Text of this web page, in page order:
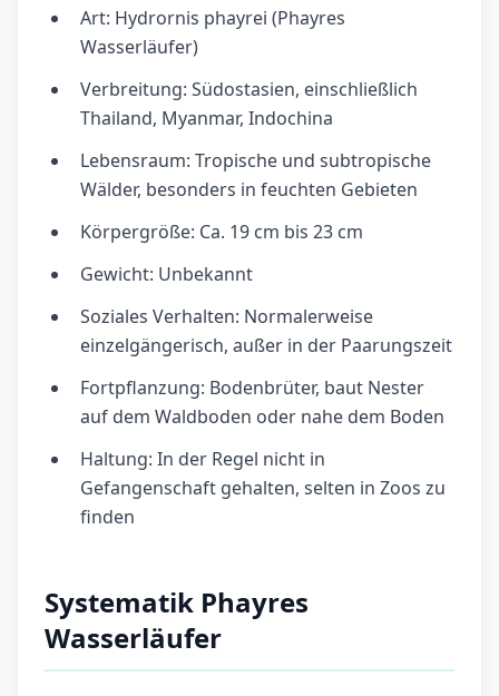
Art: Hydrornis phayrei (Phayres
Wasserläufer)
Verbreitung: Südostasien, einschließlich
Thailand, Myanmar, Indochina
Lebensraum: Tropische und subtropische
Wälder, besonders in feuchten Gebieten
Körpergröße: Ca. 19 cm bis 23 cm
Gewicht: Unbekannt
Soziales Verhalten: Normalerweise
einzelgängerisch, außer in der Paarungszeit
Fortpflanzung: Bodenbrüter, baut Nester
auf dem Waldboden oder nahe dem Boden
Haltung: In der Regel nicht in
Gefangenschaft gehalten, selten in Zoos zu
finden
Systematik Phayres
Wasserläufer